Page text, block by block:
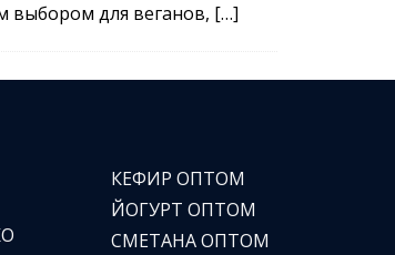
выбором для веганов, […]
КЕФИР ОПТОМ
ЙОГУРТ ОПТОМ
СМЕТАНА ОПТОМ